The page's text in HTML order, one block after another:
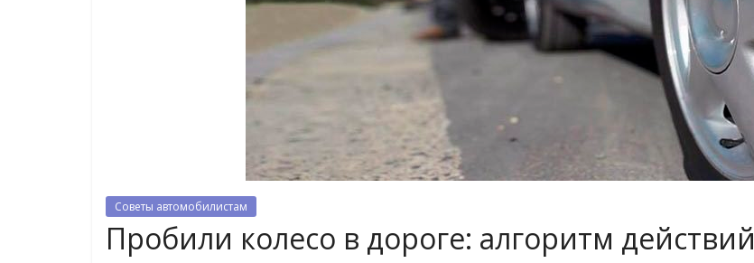
Советы автомобилистам
Пробили колесо в дороге: алгоритм действий